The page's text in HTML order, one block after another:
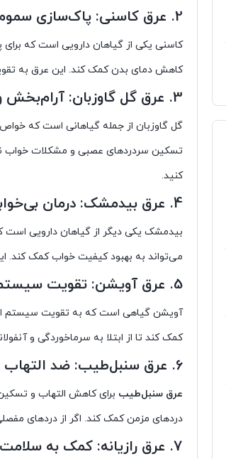
2. عرق کاسنی: پاک‌سازی
کاسنی یکی از گیاهان دارویی است که
کاهش دمای بدن کمک کند. این عرق به
3. عرق گل گاوزبان:
گل گاوزبان از جمله گیاهانی است که
تسکین سردردهای عصبی و مشکلات خواب
کنید.
4. عرق بیدمشک: درمان
بیدمشک یکی دیگر از گیاهان دارویی
می‌تواند به بهبود کیفیت خواب کمک کند.
5. عرق آویشن: تقویت
آویشن گیاهی است که به تقویت سیستم
کمک کند تا از ابتلا به سرماخوردگی و
6. عرق سنبل‌طیب: ضد
عرق سنبل‌طیب برای کاهش التهاب و
دردهای مزمن کمک کند. اگر از دردهای
7. عرق رازیانه: کمک به سلامت